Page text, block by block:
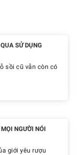
SỬ DỤNG
sồi cũ vẫn còn có
NGƯỜI NÓI
giới yêu rượu